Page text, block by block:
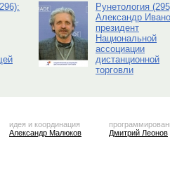
Рунетология
Александр
президент
Национальной
ассоциации
дистанционной
торговли
идея и координация
Александр Малюков
Дмитрий Леонов